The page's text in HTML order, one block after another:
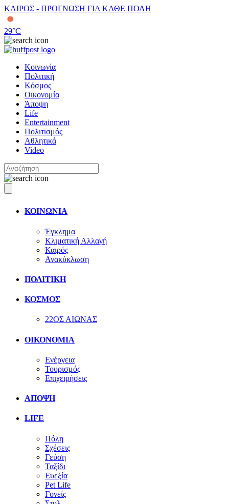
ΚΑΙΡΟΣ - ΠΡΟΓΝΩΣΗ ΓΙΑ ΚΑΘΕ ΠΟΛΗ
29°C
Κοινωνία
Πολιτική
Κόσμος
Οικονομία
Άποψη
Life
Entertainment
Πολιτισμός
Αθλητικά
Video
ΚΟΙΝΩΝΙΑ
Έγκλημα
Κλιματική Αλλαγή
Καιρός
Ανακύκλωση
ΠΟΛΙΤΙΚΗ
ΚΟΣΜΟΣ
22ΟΣ ΑΙΩΝΑΣ
ΟΙΚΟΝΟΜΙΑ
Ενέργεια
Τουρισμός
Επιχειρήσεις
ΑΠΟΨΗ
LIFE
Πόλη
Σχέσεις
Γεύση
Ταξίδι
Ευεξία
Pet Life
Γονείς